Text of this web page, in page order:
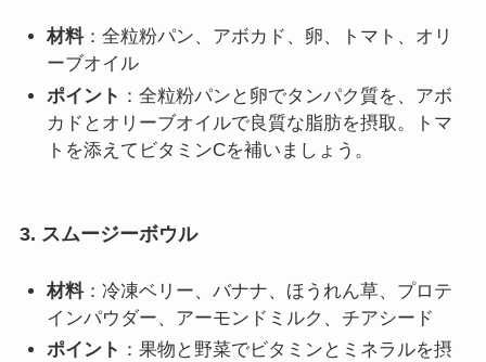
材料：全粒粉パン、アボカド、卵、トマト、オリ
ーブオイル
ポイント ：全粒粉パンと卵でタンパク質を、アボ
カドとオリーブオイルで良質な脂肪を摂取。トマ
トを添えてビタミンCを補いましょう。
3. スムージーボウル
材料：冷凍ベリー、バナナ、ほうれん草、プロテ
インパウダー、アーモンドミルク、チアシード
ポイント ：果物と野菜でビタミンとミネラルを摂